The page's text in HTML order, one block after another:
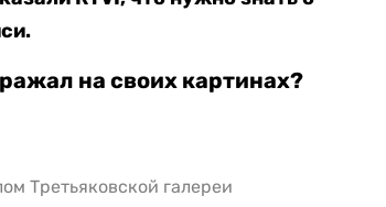
на своих картинах?
Третьяковской галереи